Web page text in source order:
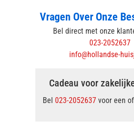
Vragen Over Onze
Bel direct met onze
023-2052637
info@hollandse-
Cadeau voor
Bel 023-2052637 voor een